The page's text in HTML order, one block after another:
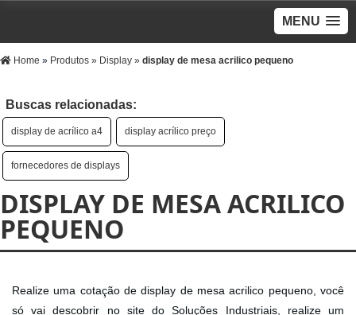
MENU
Home » Produtos » Display » display de mesa acrilico pequeno
Buscas relacionadas:
display de acrílico a4 display acrílico preço
fornecedores de displays
DISPLAY DE MESA ACRILICO
PEQUENO
Realize uma cotação de display de mesa acrilico pequeno, você
só vai descobrir no site do Soluções Industriais, realize um